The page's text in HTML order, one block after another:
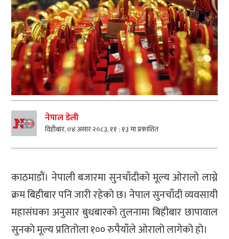
नेपाल डेली
विहीबार, ०४ असार २०८३, ११ : १३ मा प्रकाशित
काठमाडाैं। नेपाली बजारमा सुनचाँदीको मूल्य ओरालो लाग्ने
क्रम बिहीबार पनि जारी रहेको छ। नेपाल सुनचाँदी व्यवसायी
महासंघका अनुसार बुधबारको तुलनामा बिहीबार छापावाल
सुनको मूल्य प्रतितोला १०० रुपैयाँले ओरालो लागेको हो।